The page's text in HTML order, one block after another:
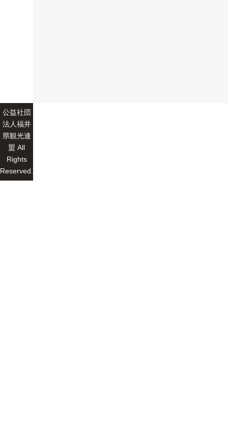
公益社団
法人福井
県観光連
盟 All
Rights
Reserved.